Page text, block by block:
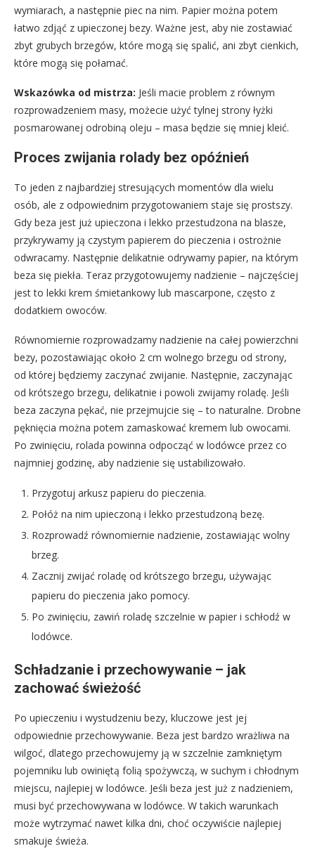
wymiarach, a następnie piec na nim. Papier można potem
łatwo zdjąć z upieczonej bezy. Ważne jest, aby nie zostawiać
zbyt grubych brzegów, które mogą się spalić, ani zbyt cienkich,
które mogą się połamać.
Wskazówka od mistrza: Jeśli macie problem z równym
rozprowadzeniem masy, możecie użyć tylnej strony łyżki
posmarowanej odrobiną oleju – masa będzie się mniej kleić.
Proces zwijania rolady bez opóźnień
To jeden z najbardziej stresujących momentów dla wielu
osób, ale z odpowiednim przygotowaniem staje się prostszy.
Gdy beza jest już upieczona i lekko przestudzona na blasze,
przykrywamy ją czystym papierem do pieczenia i ostrożnie
odwracamy. Następnie delikatnie odrywamy papier, na którym
beza się piekła. Teraz przygotowujemy nadzienie – najczęściej
jest to lekki krem śmietankowy lub mascarpone, często z
dodatkiem owoców.
Równomiernie rozprowadzamy nadzienie na całej powierzchni
bezy, pozostawiając około 2 cm wolnego brzegu od strony,
od której będziemy zaczynać zwijanie. Następnie, zaczynając
od krótszego brzegu, delikatnie i powoli zwijamy roladę. Jeśli
beza zaczyna pękać, nie przejmujcie się – to naturalne. Drobne
pęknięcia można potem zamaskować kremem lub owocami.
Po zwinięciu, rolada powinna odpocząć w lodówce przez co
najmniej godzinę, aby nadzienie się ustabilizowało.
Przygotuj arkusz papieru do pieczenia.
Połóż na nim upieczoną i lekko przestudzoną bezę.
Rozprowadź równomiernie nadzienie, zostawiając wolny
brzeg.
Zacznij zwijać roladę od krótszego brzegu, używając
papieru do pieczenia jako pomocy.
Po zwinięciu, zawiń roladę szczelnie w papier i schłodź w
lodówce.
Schładzanie i przechowywanie – jak
zachować świeżość
Po upieczeniu i wystudzeniu bezy, kluczowe jest jej
odpowiednie przechowywanie. Beza jest bardzo wrażliwa na
wilgoć, dlatego przechowujemy ją w szczelnie zamkniętym
pojemniku lub owiniętą folią spożywczą, w suchym i chłodnym
miejscu, najlepiej w lodówce. Jeśli beza jest już z nadzieniem,
musi być przechowywana w lodówce. W takich warunkach
może wytrzymać nawet kilka dni, choć oczywiście najlepiej
smakuje świeża.